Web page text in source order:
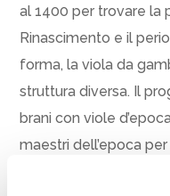
al 1400 per trovare la
Rinascimento e il
forma, la viola da
struttura diversa. Il
brani con viole
maestri dell’epoca per
Il costo del biglietto